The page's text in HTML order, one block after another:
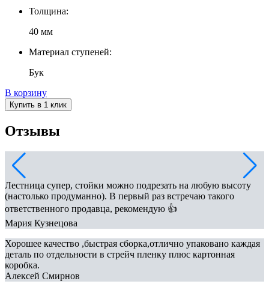
Толщина:
40 мм
Материал ступеней:
Бук
В корзину
Купить в 1 клик
Отзывы
Лестница супер, стойки можно подрезать на любую высоту
(настолько продуманно). В первый раз встречаю такого
ответственного продавца, рекомендую 👍
Мария Кузнецова
Хорошее качество ,быстрая сборка,отлично упаковано каждая
деталь по отдельности в стрейч пленку плюс картонная
коробка.
Алексей Смирнов